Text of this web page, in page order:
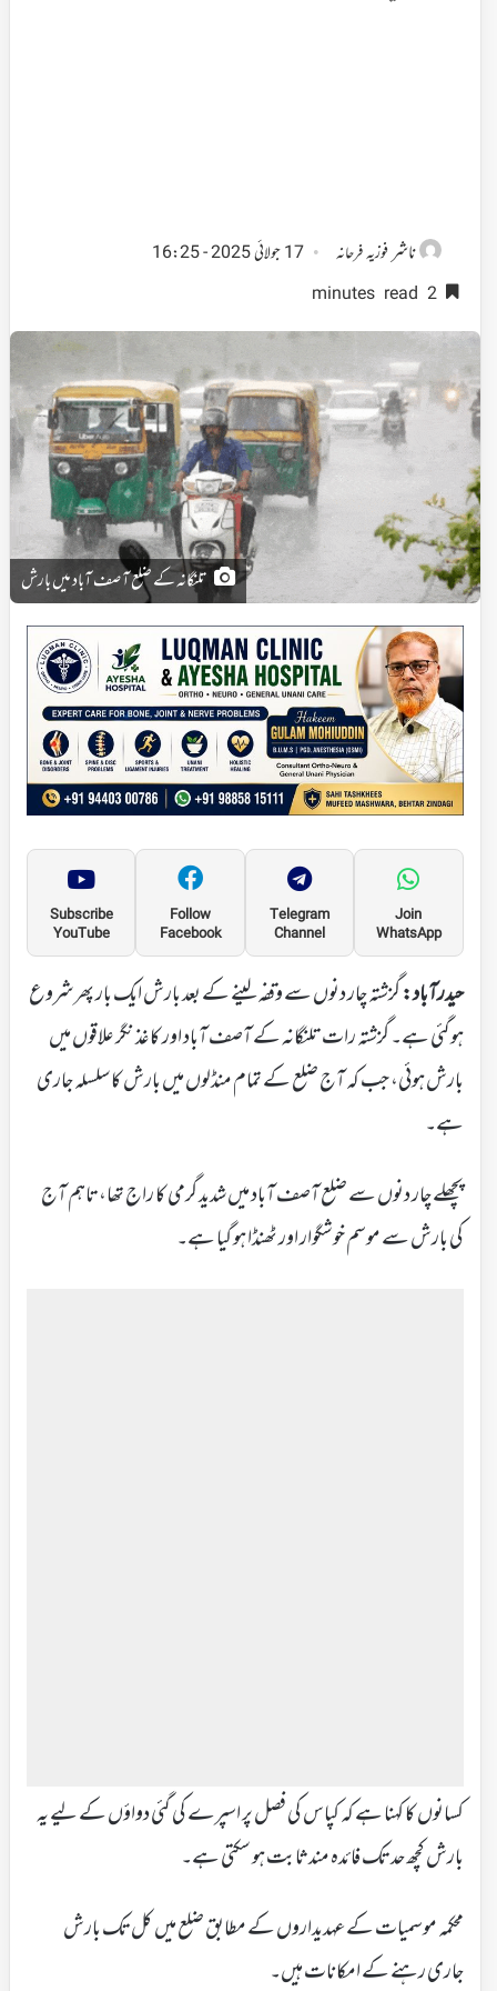
ناشرفوزیہ فرحانہ
17 جولائی 2025 - 16:25
2 minutes read
تلنگانہ کے ضلع آصف آباد میں بارش
Join
WhatsApp
Telegram
Channel
Follow
Facebook
Subscribe
YouTube
حیدرآباد:گزشتہ چار دنوں سے وقفہ لینے کے بعد بارش ایک بار پھر شروع
ہوگئی ہے۔ گزشتہ رات تلنگانہ کے آصف آباد اور کاغذ نگر علاقوں میں
بارش ہوئی، جب کہ آج ضلع کے تمام منڈلوں میں بارش کا سلسلہ جاری
ہے۔
پچھلے چار دنوں سے ضلع آصف آباد میں شدید گرمی کا راج تھا، تاہم آج
کی بارش سے موسم خوشگوار اور ٹھنڈا ہو گیا ہے۔
کسانوں کا کہنا ہے کہ کپاس کی فصل پر اسپرے کی گئی دواؤں کے لیے یہ
بارش کچھ حد تک فائدہ مند ثابت ہو سکتی ہے۔
محکمہ موسمیات کے عہدیداروں کے مطابق ضلع میں کل تک بارش
جاری رہنے کے امکانات ہیں۔